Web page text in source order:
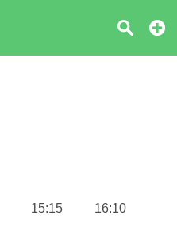
15:15
16:10